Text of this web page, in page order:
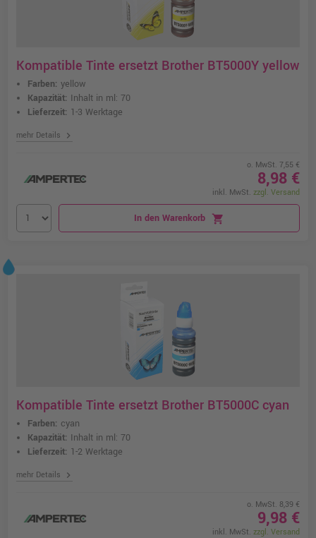
Kompatible Tinte ersetzt Brother BT5000Y yellow
Farben: yellow
Kapazität: Inhalt in ml: 70
Lieferzeit: 1-3 Werktage
mehr Details chevron_right
o. MwSt. 7,55 €
8,98 €
inkl. MwSt. zzgl. Versand
In den Warenkorb shopping_cart
Kompatible Tinte ersetzt Brother BT5000C cyan
Farben: cyan
Kapazität: Inhalt in ml: 70
Lieferzeit: 1-2 Werktage
mehr Details chevron_right
o. MwSt. 8,39 €
9,98 €
inkl. MwSt. zzgl. Versand